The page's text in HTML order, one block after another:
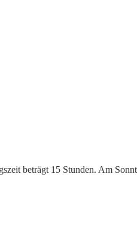
beträgt 15 Stunden. Am